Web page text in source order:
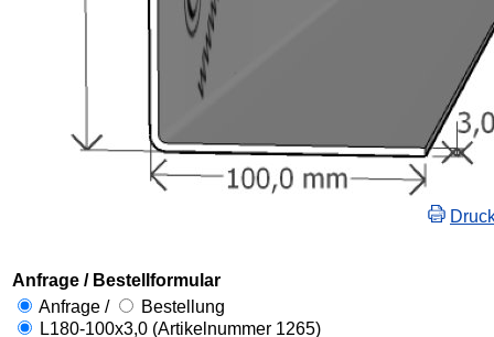
Anfrage / Bestellformular
Anfrage /
Bestellung
L180-100x3,0 (Artikelnummer 1265)